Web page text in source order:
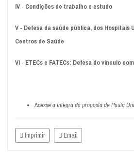
IV - Condições de trabalho e estudo
V - Defesa da saúde pública, dos Hospitais
Centros de Saúde
VI - ETECs e FATECs: Defesa do vínculo
Acesse a íntegra da proposta de Pauta
Imprimir Email